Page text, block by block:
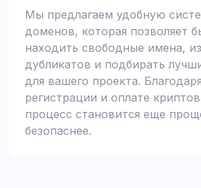
Мы предлагаем удобную
доменов, которая позволяет
находить свободные имена,
дубликатов и подбирать
для вашего проекта.
регистрации и оплате
процесс становится еще
безопаснее.